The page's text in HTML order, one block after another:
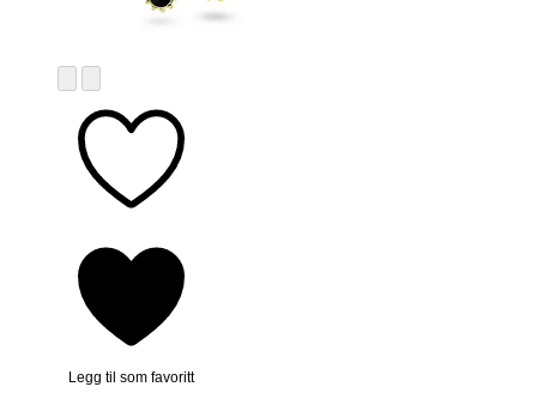
Legg til som favoritt